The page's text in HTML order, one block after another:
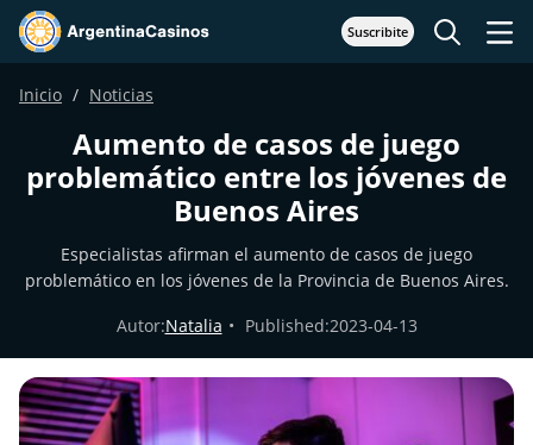
Suscribite
Inicio Noticias
Aumento de casos de juego
problemático entre los jóvenes de
Buenos Aires
Especialistas afirman el aumento de casos de juego
problemático en los jóvenes de la Provincia de Buenos Aires.
Autor:Natalia Published:2023-04-13